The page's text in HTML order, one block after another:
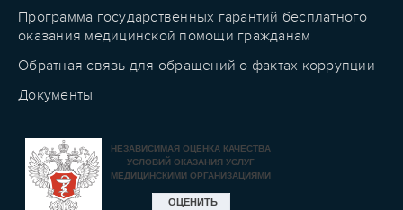
Программа государственных гарантий бесплатного
оказания медицинской помощи гражданам
Обратная связь для обращений о фактах коррупции
Документы